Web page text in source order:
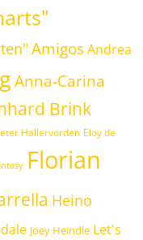
Amigos Andrea
Anna-Carina
Brink
Hallervorden Eloy de
Florian
Heino
Joey Heindle Let's